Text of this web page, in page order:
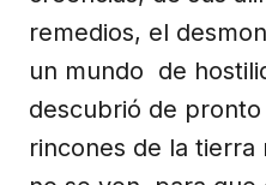
remedios, el
un mundo de
descubrió de
rincones de la tierra